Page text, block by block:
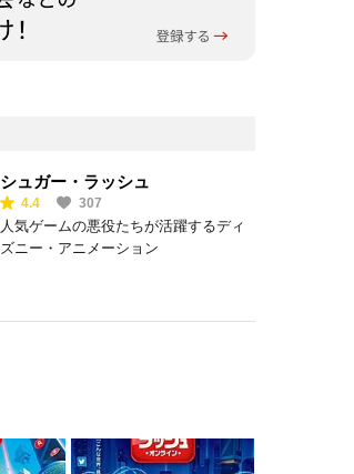
シュガー・ラッシュ
4.4 307
人気ゲームの悪役たちが活躍するディ
ズニー・アニメーション